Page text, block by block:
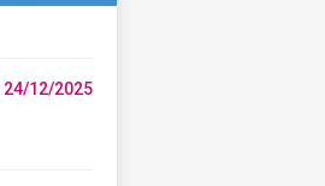
24/12/2025